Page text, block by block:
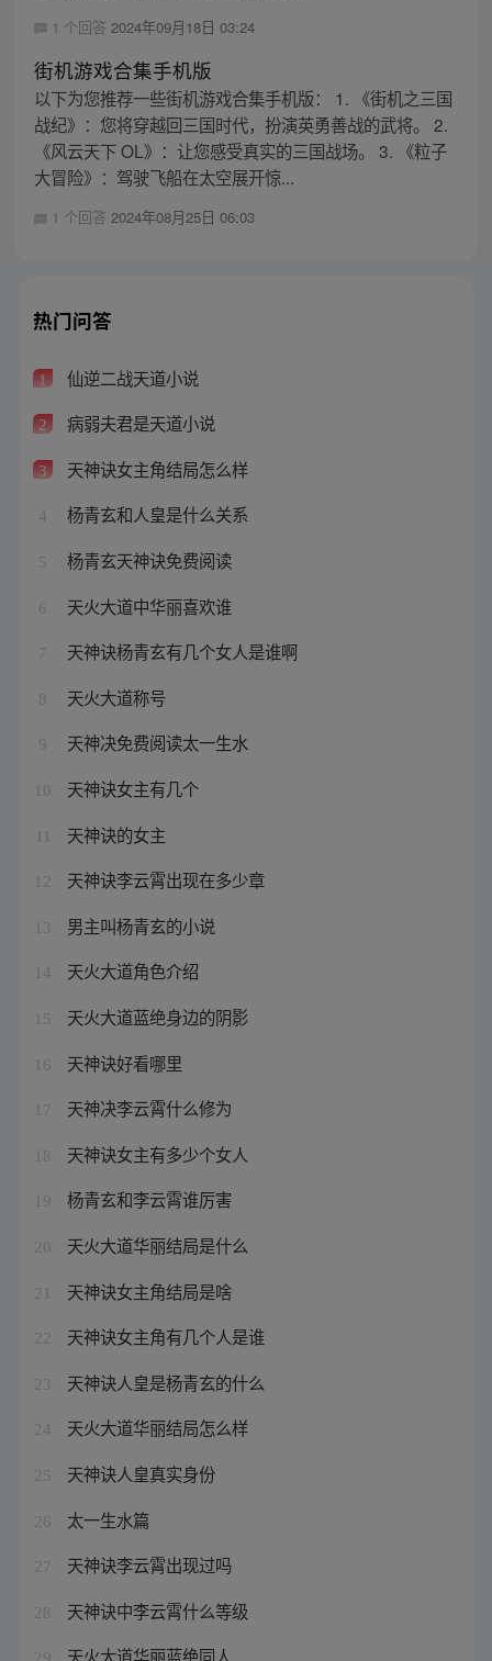
1 个回答 2024年09月18日 03:24
街机游戏合集手机版
以下为您推荐一些街机游戏合集手机版： 1. 《街机之三国
战纪》：您将穿越回三国时代，扮演英勇善战的武将。 2.
《风云天下 OL》：让您感受真实的三国战场。 3. 《粒子
大冒险》：驾驶飞船在太空展开惊...
1 个回答 2024年08月25日 06:03
热门问答
1 仙逆二战天道小说
2 病弱夫君是天道小说
3 天神诀女主角结局怎么样
4 杨青玄和人皇是什么关系
5 杨青玄天神诀免费阅读
6 天火大道中华丽喜欢谁
7 天神诀杨青玄有几个女人是谁啊
8 天火大道称号
9 天神决免费阅读太一生水
10 天神诀女主有几个
天神诀的女主
12 天神诀李云霄出现在多少章
13 男主叫杨青玄的小说
14 天火大道角色介绍
15 天火大道蓝绝身边的阴影
16 天神诀好看哪里
17 天神决李云霄什么修为
18 天神诀女主有多少个女人
19 杨青玄和李云霄谁厉害
20 天火大道华丽结局是什么
21 天神诀女主角结局是啥
22 天神诀女主角有几个人是谁
23 天神诀人皇是杨青玄的什么
24 天火大道华丽结局怎么样
25 天神诀人皇真实身份
26 太一生水篇
27 天神诀李云霄出现过吗
28 天神诀中李云霄什么等级
天火大道华丽蓝绝同人